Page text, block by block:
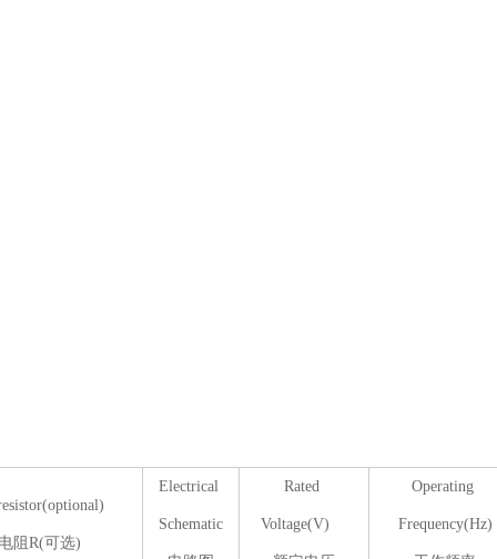
阻R(可选)
Electrical
Schematic
Rated
Voltage(V)
Operating
Frequency(Hz)